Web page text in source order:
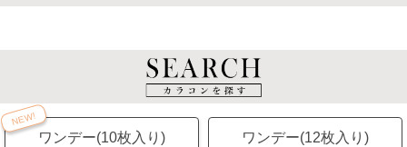
NEW!
ワンデー(10枚入り) ワンデー(12枚入り)